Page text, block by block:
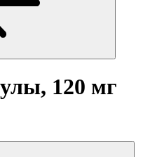
120 мг